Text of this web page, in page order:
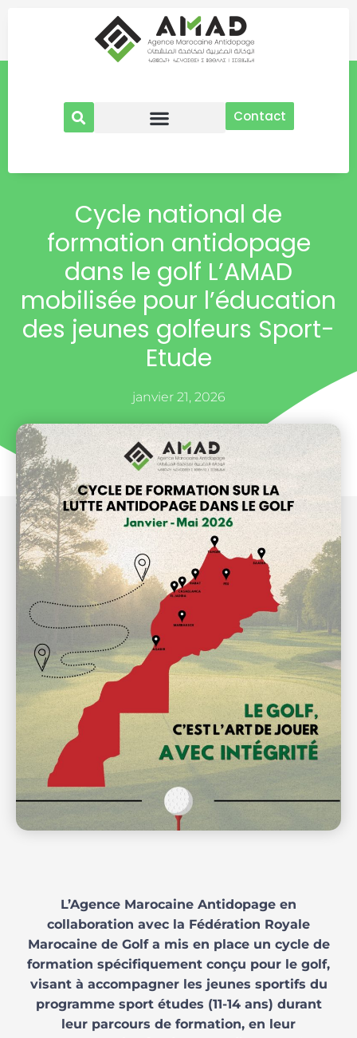
Contact
Cycle national de
formation antidopage
dans le golf L’AMAD
mobilisée pour l’éducation
des jeunes golfeurs Sport-
Etude
janvier 21, 2026
L’Agence Marocaine Antidopage en
collaboration avec la Fédération Royale
Marocaine de Golf a mis en place un cycle de
formation spécifiquement conçu pour le golf,
visant à accompagner les jeunes sportifs du
programme sport études (11-14 ans) durant
leur parcours de formation, en leur